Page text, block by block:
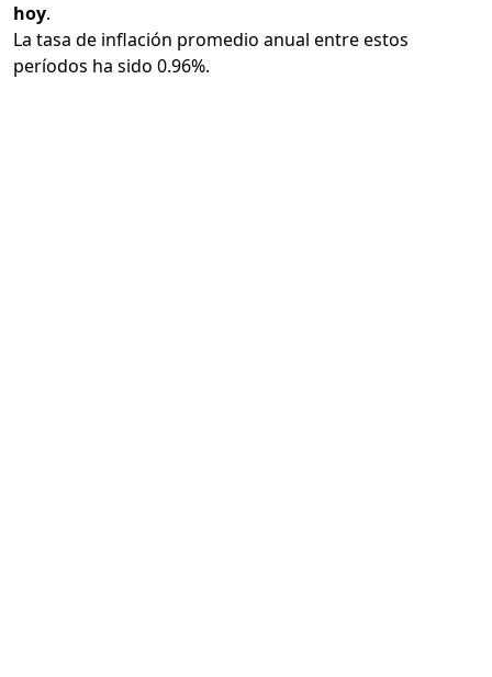
hoy.
La tasa de inflación promedio anual entre estos
períodos ha sido 0.96%.